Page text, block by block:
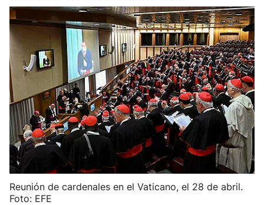
Reunión de cardenales en el Vaticano, el 28 de abril.
Foto: EFE